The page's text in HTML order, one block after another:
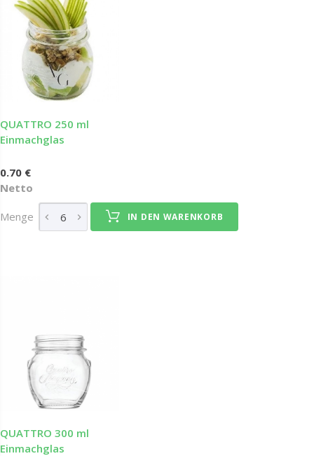
QUATTRO 250 ml
Einmachglas
0.70 €
Netto
Menge IN DEN WARENKORB
QUATTRO 300 ml
Einmachglas